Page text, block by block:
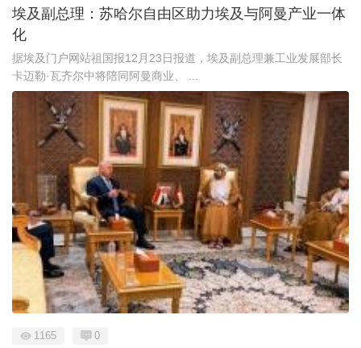
埃及副总理：苏哈尔自由区助力埃及与阿曼产业一体
化
据埃及门户网站祖国报12月23日报道，埃及副总理兼工业发展部长
卡迈勒·瓦齐尔中将陪同阿曼商业、 ...
1165 0